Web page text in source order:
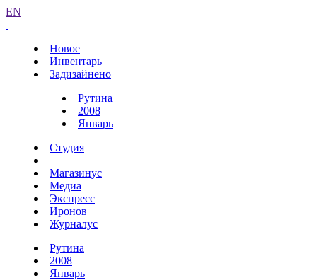
EN
Новое
Инвентарь
Задизайнено
Рутина
2008
Январь
Студия
Магазинус
Медиа
Экспресс
Иронов
Журналус
Рутина
2008
Январь